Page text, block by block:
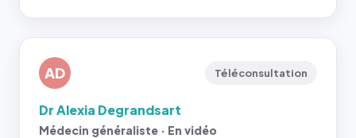
AD Téléconsultation
Dr Alexia Degrandsart
Médecin généraliste · En vidéo